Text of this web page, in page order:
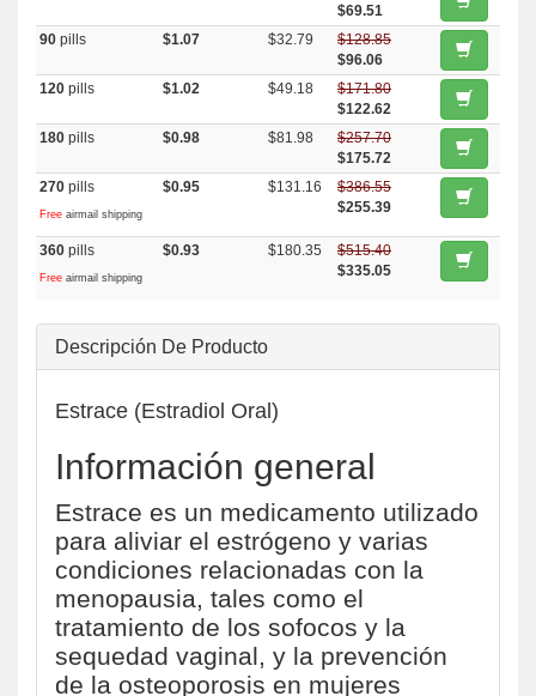
$69.51
90 pills $1.07 $32.79
$128.85
$96.06
120 pills $1.02 $49.18
$171.80
$122.62
180 pills $0.98 $81.98
$257.70
$175.72
270 pills
Free airmail shipping
$0.95 $131.16
$386.55
$255.39
360 pills
Free airmail shipping
$0.93 $180.35
$515.40
$335.05
Descripción De Producto
Estrace (Estradiol Oral)
Información general
Estrace es un medicamento utilizado
para aliviar el estrógeno y varias
condiciones relacionadas con la
menopausia, tales como el
tratamiento de los sofocos y la
sequedad vaginal, y la prevención
de la osteoporosis en mujeres